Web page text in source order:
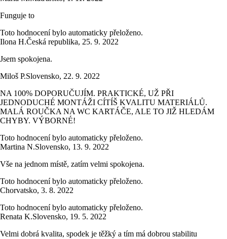
Funguje to
Toto hodnocení bylo automaticky přeloženo.
Ilona H.Česká republika, 25. 9. 2022
Jsem spokojena.
Miloš P.Slovensko, 22. 9. 2022
NA 100% DOPORUČUJÍM. PRAKTICKÉ, UŽ PŘI
JEDNODUCHÉ MONTÁŽI CÍTÍŠ KVALITU MATERIÁLŮ.
MALÁ ROUČKA NA WC KARTÁČE, ALE TO JIŽ HLEDÁM
CHYBY. VÝBORNÉ!
Toto hodnocení bylo automaticky přeloženo.
Martina N.Slovensko, 13. 9. 2022
Vše na jednom místě, zatím velmi spokojena.
Toto hodnocení bylo automaticky přeloženo.
Chorvatsko, 3. 8. 2022
Toto hodnocení bylo automaticky přeloženo.
Renata K.Slovensko, 19. 5. 2022
Velmi dobrá kvalita, spodek je těžký a tím má dobrou stabilitu